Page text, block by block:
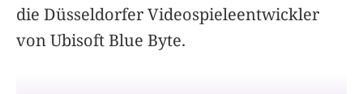
die Düsseldorfer Videospieleentwickler
von Ubisoft Blue Byte.